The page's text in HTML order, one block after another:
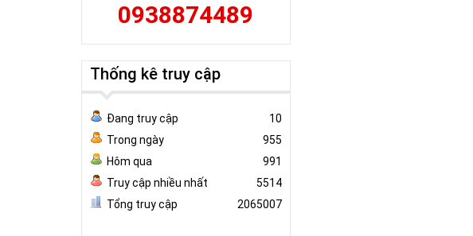
0938874489
Thống kê truy cập
Đang truy cập
10
Trong ngày
955
Hôm qua
991
Truy cập nhiều nhất
5514
Tổng truy cập
2065007